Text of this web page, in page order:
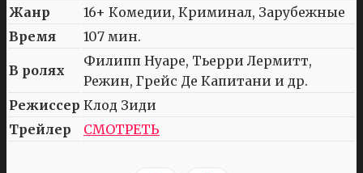
Жанр
16+ Комедии, Криминал, Зарубежные
Время
107 мин.
В ролях
Филипп Нуаре, Тьерри Лермитт,
Режин, Грейс Де Капитани и др.
Режиссер Клод Зиди
Трейлер
СМОТРЕТЬ